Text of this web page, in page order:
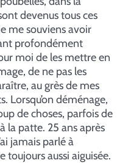
devenus tous ces
me souviens avoir
profondément
moi de les mettre en
de ne pas les
au grès de mes
Lorsqu’on déménage,
de choses, parfois de
la patte. 25 ans après
jamais parlé à
toujours aussi aiguisée.